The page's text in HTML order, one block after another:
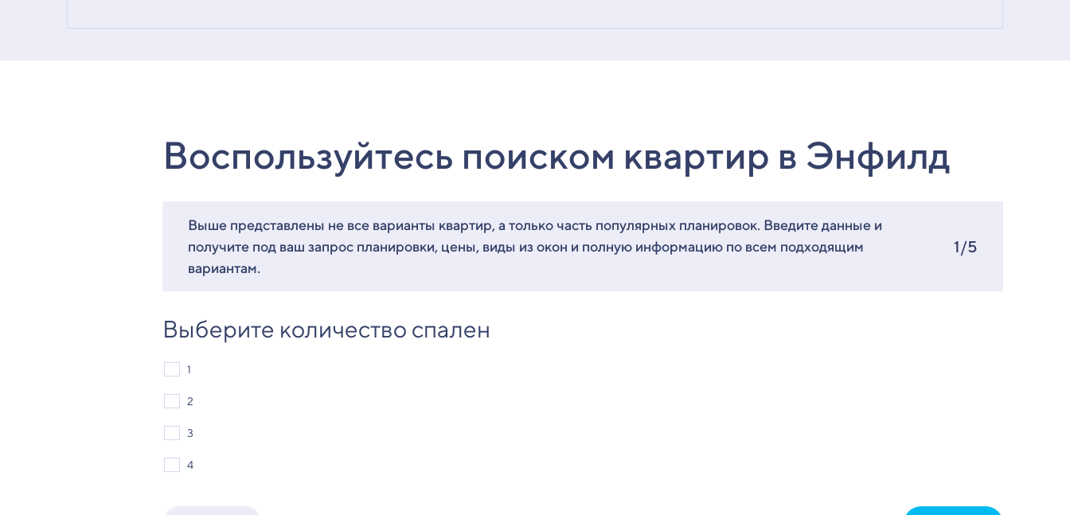
Воспользуйтесь поиском квартир в Энфилд
Выше представлены не все варианты квартир, а только часть популярных планировок. Введите данные и
получите под ваш запрос планировки, цены, виды из окон и полную информацию по всем подходящим
вариантам.
1/5
Выберите количество спален
1
2
3
4